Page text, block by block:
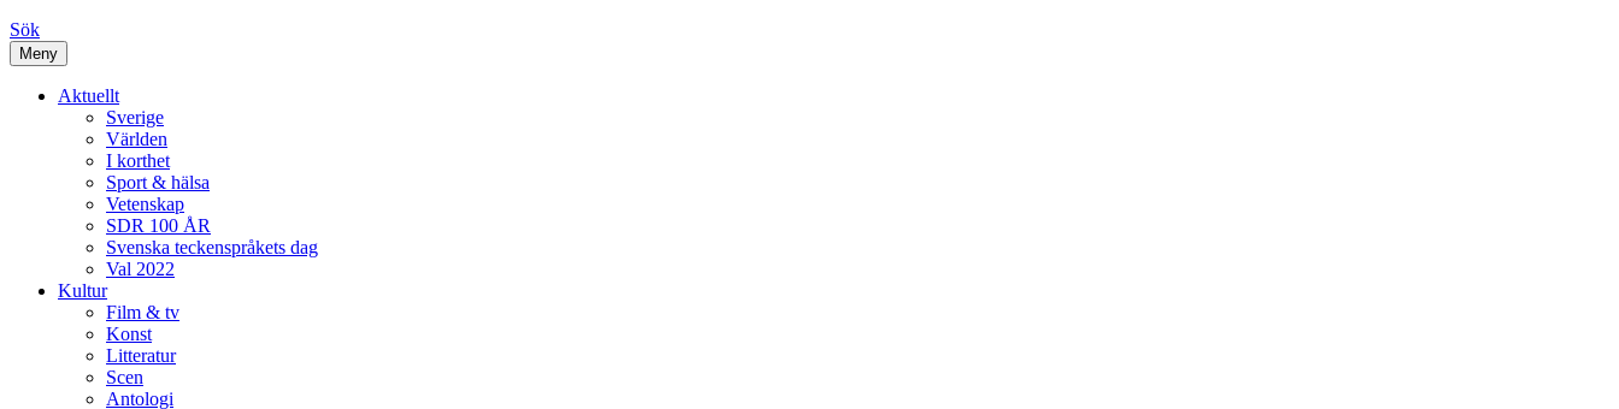
Sök
Meny
Aktuellt
Sverige
Världen
I korthet
Sport & hälsa
Vetenskap
SDR 100 ÅR
Svenska teckenspråkets dag
Val 2022
Kultur
Film & tv
Konst
Litteratur
Scen
Antologi